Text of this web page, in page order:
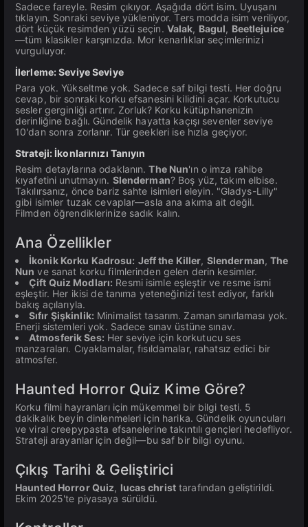
Sadece fareyle. Resim çıkıyor. Aşağıda dört isim. Uyuşanı
tıklayın. Sonraki seviye yükleniyor. Ters modda isim veriliyor,
dört küçük resimden yüzü seçin. Valak, Bagul, Beetlejuice
—tüm klasikler karşınızda. Mor kenarlıklar seçimlerinizi
vurguluyor.
İlerleme: Seviye Seviye
Para yok. Yükseltme yok. Sadece saf bilgi testi. Her doğru
cevap, bir sonraki korku efsanesini kilidini açar. Korkutucu
sesler gerginliği artırır. Zorluk? Korku kütüphanenizin
derinliğine bağlı. Gündelik hayatta kaçışı sevenler seviye
10'dan sonra zorlanır. Tür geekleri ise hızla geçiyor.
Strateji: İkonlarınızı Tanıyın
Resim detaylarına odaklanın.The Nun'ın o imza rahibe
kıyafetini unutmayın. Slenderman? Boş yüz, takım elbise.
Takılırsanız, önce bariz sahte isimleri eleyin. "Gladys-Lilly"
gibi isimler tuzak cevaplar—asla ana akıma ait değil.
Filmden öğrendiklerinize sadık kalın.
Ana Özellikler
İkonik Korku Kadrosu: Jeff the Killer, Slenderman,The
Nun ve sanat korku filmlerinden gelen derin kesimler.
Çift Quiz Modları: Resmi isimle eşleştir ve resme ismi
eşleştir. Her ikisi de tanıma yeteneğinizi test ediyor, farklı
bakış açılarıyla.
Sıfır Şişkinlik: Minimalist tasarım. Zaman sınırlaması yok.
Enerji sistemleri yok. Sadece sınav üstüne sınav.
Atmosferik Ses: Her seviye için korkutucu ses
manzaraları. Cıyaklamalar, fısıldamalar, rahatsız edici bir
atmosfer.
Haunted Horror Quiz Kime Göre?
Korku filmi hayranları için mükemmel bir bilgi testi. 5
dakikalık beyin dinlenmeleri için harika. Gündelik oyuncuları
ve viral creepypasta efsanelerine takıntılı gençleri hedefliyor.
Strateji arayanlar için değil—bu saf bir bilgi oyunu.
Çıkış Tarihi & Geliştirici
Haunted Horror Quiz, lucas christtarafından geliştirildi.
Ekim 2025'te piyasaya sürüldü.